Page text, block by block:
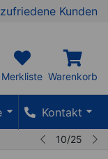
zufriedene Kunden
Merkliste Warenkorb
Kontakt
10/25